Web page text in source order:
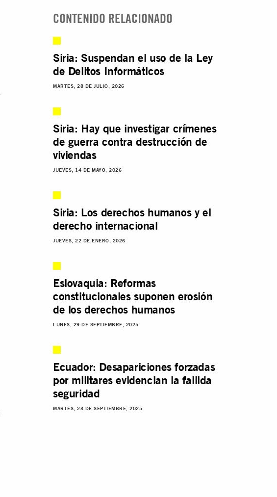
CONTENIDO RELACIONADO
Siria: Suspendan el uso de la Ley
de Delitos Informáticos
MARTES, 28 DE JULIO, 2026
Siria: Hay que investigar crímenes
de guerra contra destrucción de
viviendas
JUEVES, 14 DE MAYO, 2026
Siria: Los derechos humanos y el
derecho internacional
JUEVES, 22 DE ENERO, 2026
Eslovaquia: Reformas
constitucionales suponen erosión
de los derechos humanos
LUNES, 29 DE SEPTIEMBRE, 2025
Ecuador: Desapariciones forzadas
por militares evidencian la fallida
seguridad
MARTES, 23 DE SEPTIEMBRE, 2025